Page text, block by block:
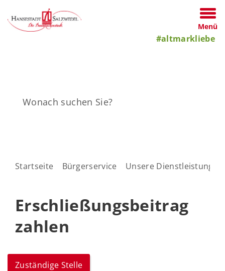
Menü
#altmarkliebe
Startseite Bürgerservice Unsere Dienstleistungen
Erschließungsbeitrag
zahlen
Zuständige Stelle